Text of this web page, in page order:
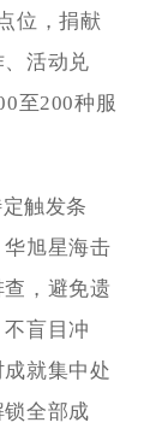
位，捐献
活动兑
至200种服
触发条
旭星海击
，避免遗
盲目冲
就集中处
全部成